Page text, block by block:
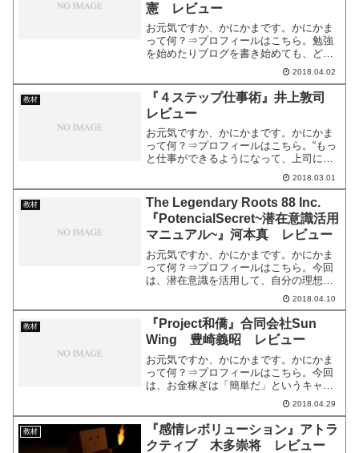
憲 レビュー
お元気ですか、かにかまです。かにかま
って何？⇒プロフィールはこちら。勉強
を始めたりブログを書き始めても、どう
も集中できなくて、余計なことばかりし
てしまう。気付いたら夜遅く。「もっと
集中できたらなぁ……」そんなお悩みは
ありませんか？今回は、『...
2018.04.02
教材
『４ステップ仕事術』井上敦司
レビュー
お元気ですか、かにかまです。かにかま
って何？⇒プロフィールはこちら。“もっ
と仕事ができるようになって、上司に認
められて、良い給料を貰いたい！””効率的
に仕事をこなして、無駄な残業せずにプ
ライベートも充実させたい！”多くの人が
思うことですよね...
2018.03.01
教材
The Legendary Roots 88 Inc.
『PotencialSecret~潜在意識活用
マニュアル~』河本真 レビュー
お元気ですか、かにかまです。かにかま
って何？⇒プロフィールはこちら。今回
は、潜在意識を活用して、自分の理想の
人生を手に入れる……そんなテーマの情
報商材、『PotencialSecret〜潜在意識活
用マニュアル〜』のレビューをお伝えし
ます。商...
2018.04.10
教材
『Project和僑』合同会社Sun
Wing 豊崎義昭 レビュー
お元気ですか、かにかまです。かにかま
って何？⇒プロフィールはこちら。今回
は、お金稼ぎは「簡単だ」というキャッ
チコピー、『Project和僑』のレビューを
お伝えします。商品ページはこちら。で
は、内容をみていきましょう。商品のデ
ータ商品名Pro...
2018.04.29
教材
『感情レボリューション』アトラ
クティブ 木多崇将 レビュー